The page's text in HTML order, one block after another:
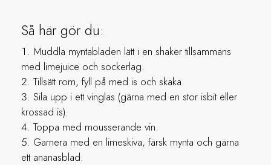
Så här gör du:
Muddla myntabladen lätt i en shaker tillsammans
med limejuice och sockerlag.
Tillsätt rom, fyll på med is och skaka.
Sila upp i ett vinglas (gärna med en stor isbit eller
krossad is).
Toppa med mousserande vin.
Garnera med en limeskiva, färsk mynta och gärna
ett ananasblad.